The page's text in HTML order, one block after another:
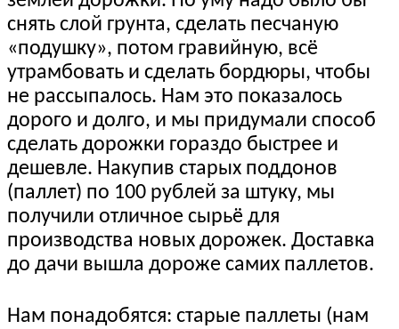
снять слой грунта, сделать песчаную
«подушку», потом гравийную, всё
утрамбовать и сделать бордюры, чтобы
не рассыпалось. Нам это показалось
дорого и долго, и мы придумали способ
сделать дорожки гораздо быстрее и
дешевле. Накупив старых поддонов
(паллет) по 100 рублей за штуку, мы
получили отличное сырьё для
производства новых дорожек. Доставка
до дачи вышла дороже самих паллетов.
Нам понадобятся: старые паллеты (нам